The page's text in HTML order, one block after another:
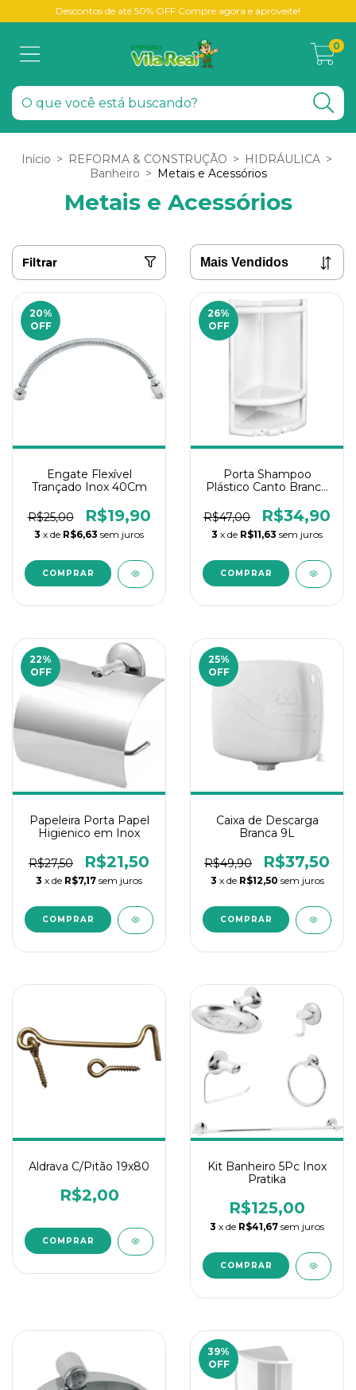
Descontos de até 50% OFF Compre agora e aproveite!
0
Início > REFORMA & CONSTRUÇÃO > HIDRÁULICA >
Banheiro > Metais e Acessórios
Metais e Acessórios
Filtrar
20%
OFF
Engate Flexível
Trançado Inox 40Cm
R$25,00 R$19,90
3 x de R$6,63 sem juros
26%
OFF
Porta Shampoo
Plástico Canto Branco
R$47,00
R$34,90
3 x de R$11,63 sem juros
22%
OFF
Papeleira Porta Papel
Higienico em Inox
R$27,50 R$21,50
3 x de R$7,17 sem juros
25%
OFF
Caixa de Descarga
Branca 9L
R$49,90 R$37,50
3 x de R$12,50 sem juros
Aldrava C/Pitão 19x80
R$2,00
Kit Banheiro 5Pc Inox
Pratika
R$125,00
3 x de R$41,67 sem juros
39%
OFF